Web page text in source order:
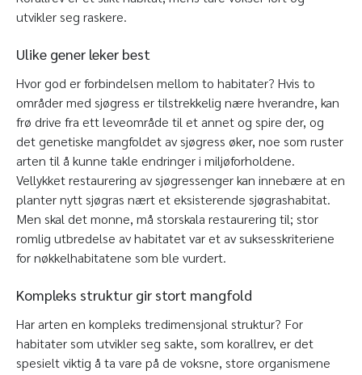
utvikler seg raskere.
Ulike gener leker best
Hvor god er forbindelsen mellom to habitater? Hvis to
områder med sjøgress er tilstrekkelig nære hverandre, kan
frø drive fra ett leveområde til et annet og spire der, og
det genetiske mangfoldet av sjøgress øker, noe som ruster
arten til å kunne takle endringer i miljøforholdene.
Vellykket restaurering av sjøgressenger kan innebære at en
planter nytt sjøgras nært et eksisterende sjøgrashabitat.
Men skal det monne, må storskala restaurering til; stor
romlig utbredelse av habitatet var et av suksesskriteriene
for nøkkelhabitatene som ble vurdert.
Kompleks struktur gir stort mangfold
Har arten en kompleks tredimensjonal struktur? For
habitater som utvikler seg sakte, som korallrev, er det
spesielt viktig å ta vare på de voksne, store organismene